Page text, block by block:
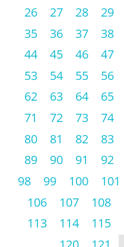
26
27 28 29
35
36 37 38
44
45 46 47
53
54 55 56
62
63 64 65
71
72 73 74
80
81 82 83
89
90 91 92
98
99 100 101
106
107 108
113
114 115